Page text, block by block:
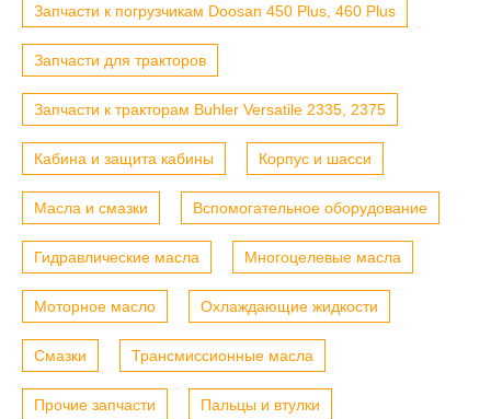
Запчасти к погрузчикам Doosan 450 Plus, 460 Plus
Запчасти для тракторов
Запчасти к тракторам Buhler Versatile 2335, 2375
Кабина и защита кабины Корпус и шасси
Масла и смазки Вспомогательное оборудование
Гидравлические масла Многоцелевые масла
Моторное масло Охлаждающие жидкости
Смазки Трансмиссионные масла
Прочие запчасти Пальцы и втулки